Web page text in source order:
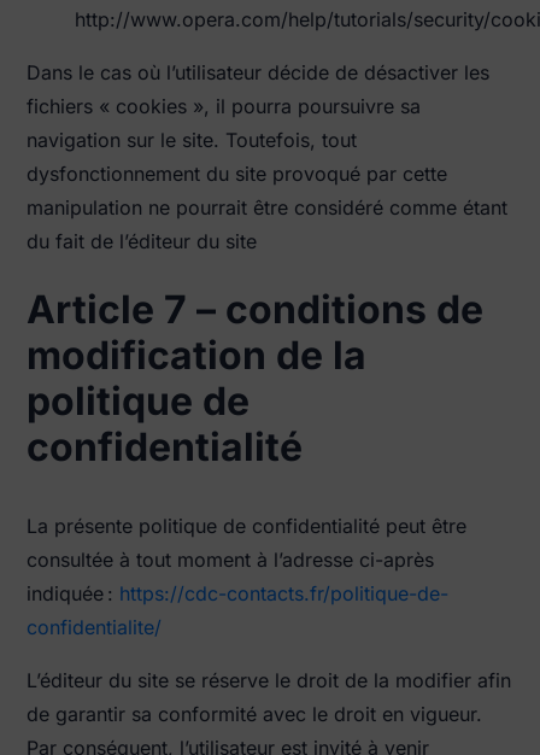
http://www.opera.com/help/tutorials/security/
Dans le cas où l’utilisateur décide de désactiver les
fichiers « cookies », il pourra poursuivre sa
navigation sur le site. Toutefois, tout
dysfonctionnement du site provoqué par cette
manipulation ne pourrait être considéré comme étant
du fait de l’éditeur du site
Article 7 – conditions de
modification de la
politique de
confidentialité
La présente politique de confidentialité peut être
consultée à tout moment à l’adresse ci-après
indiquée : https://cdc-contacts.fr/politique-de-
confidentialite/
L’éditeur du site se réserve le droit de la modifier afin
de garantir sa conformité avec le droit en vigueur.
Par conséquent, l’utilisateur est invité à venir